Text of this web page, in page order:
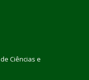
Ciências e